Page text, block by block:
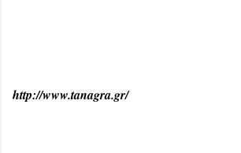
http://www.tanagra.gr/